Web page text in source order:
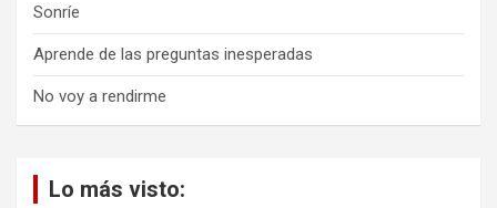
Sonríe
Aprende de las preguntas inesperadas
No voy a rendirme
Lo más visto: